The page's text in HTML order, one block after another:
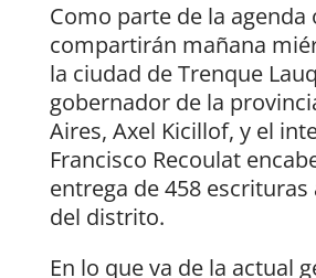
Como parte de la agenda
compartirán mañana
la ciudad de Trenque
gobernador de la
Aires, Axel Kicillof, y el
Francisco Recoulat
entrega de 458
del distrito.
En lo que va de la actual